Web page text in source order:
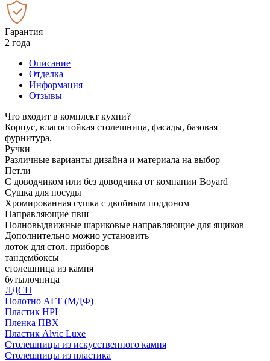
Гарантия
2 года
Описание
Отделка
Информация
Отзывы
Что входит в комплект кухни?
Корпус, влагостойкая столешница, фасады, базовая
фурнитура.
Ручки
Различные варианты дизайна и материала на выбор
Петли
С доводчиком или без доводчика от компании Boyard
Сушка для посуды
Хромированная сушка с двойным поддоном
Направляющие пвш
Полновыдвижные шариковые направляющие для ящиков
Дополнительно можно установить
лоток для стол. приборов
тандембоксы
столешница из камня
бутылочница
ЛДСП
Полотно АГТ (МДФ)
Пластик HPL
Пленка ПВХ
Пластик Alvic Luxe
Столешницы из искусственного камня
Столешницы из пластика